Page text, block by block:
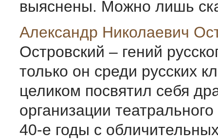
выяснены. Можно лишь
Александр Николаевич
Островский – гений
только он среди русских
целиком посвятил себя
организации
40-е годы с